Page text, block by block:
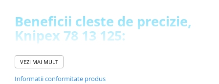
Beneficii cleste de precizie,
Knipex 78 13 125:
Asigura o precizie sporita in manipularea sarmei,
prevenind sariturile necontrolate ale bucatilor datorita
prezentei bornei de sarma
VEZI MAI MULT
Informatii conformitate produs